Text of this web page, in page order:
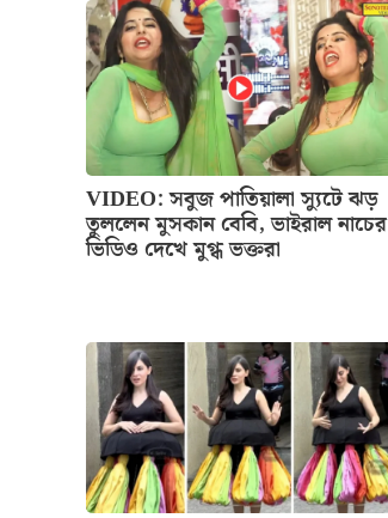
VIDEO: সবুজ পাতিয়ালা স্যুটে ঝড়
তুললেন মুসকান বেবি, ভাইরাল নাচের
ভিডিও দেখে মুগ্ধ ভক্তরা